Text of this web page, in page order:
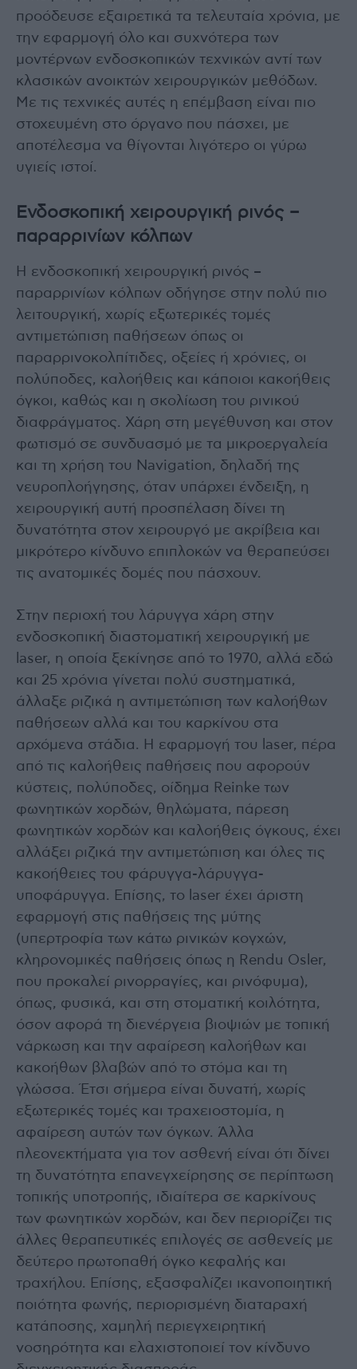
προόδευσε εξαιρετικά τα τελευταία χρόνια, με
την εφαρμογή όλο και συχνότερα των
μοντέρνων ενδοσκοπικών τεχνικών αντί των
κλασικών ανοικτών χειρουργικών μεθόδων.
Με τις τεχνικές αυτές η επέμβαση είναι πιο
στοχευμένη στο όργανο που πάσχει, με
αποτέλεσμα να θίγονται λιγότερο οι γύρω
υγιείς ιστοί.
Ενδοσκοπική χειρουργική ρινός –
παραρρινίων κόλπων
Η ενδοσκοπική χειρουργική ρινός –
παραρρινίων κόλπων οδήγησε στην πολύ πιο
λειτουργική, χωρίς εξωτερικές τομές
αντιμετώπιση παθήσεων όπως οι
παραρρινοκολπίτιδες, οξείες ή χρόνιες, οι
πολύποδες, καλοήθεις και κάποιοι κακοήθεις
όγκοι, καθώς και η σκολίωση του ρινικού
διαφράγματος. Χάρη στη μεγέθυνση και στον
φωτισμό σε συνδυασμό με τα μικροεργαλεία
και τη χρήση του Navigation, δηλαδή της
νευροπλοήγησης, όταν υπάρχει ένδειξη, η
χειρουργική αυτή προσπέλαση δίνει τη
δυνατότητα στον χειρουργό με ακρίβεια και
μικρότερο κίνδυνο επιπλοκών να θεραπεύσει
τις ανατομικές δομές που πάσχουν.
Στην περιοχή του λάρυγγα χάρη στην
ενδοσκοπική διαστοματική χειρουργική με
laser, η οποία ξεκίνησε από το 1970, αλλά εδώ
και 25 χρόνια γίνεται πολύ συστηματικά,
άλλαξε ριζικά η αντιμετώπιση των καλοήθων
παθήσεων αλλά και του καρκίνου στα
αρχόμενα στάδια. Η εφαρμογή του laser, πέρα
από τις καλοήθεις παθήσεις που αφορούν
κύστεις, πολύποδες, οίδημα Reinke των
φωνητικών χορδών, θηλώματα, πάρεση
φωνητικών χορδών και καλοήθεις όγκους, έχει
αλλάξει ριζικά την αντιμετώπιση και όλες τις
κακοήθειες του φάρυγγα-λάρυγγα-
υποφάρυγγα. Επίσης, το laser έχει άριστη
εφαρμογή στις παθήσεις της μύτης
(υπερτροφία των κάτω ρινικών κογχών,
κληρονομικές παθήσεις όπως η Rendu Osler,
που προκαλεί ρινορραγίες, και ρινόφυμα),
όπως, φυσικά, και στη στοματική κοιλότητα,
όσον αφορά τη διενέργεια βιοψιών με τοπική
νάρκωση και την αφαίρεση καλοήθων και
κακοήθων βλαβών από το στόμα και τη
γλώσσα. Έτσι σήμερα είναι δυνατή, χωρίς
εξωτερικές τομές και τραχειοστομία, η
αφαίρεση αυτών των όγκων. Άλλα
πλεονεκτήματα για τον ασθενή είναι ότι δίνει
τη δυνατότητα επανεγχείρησης σε περίπτωση
τοπικής υποτροπής, ιδιαίτερα σε καρκίνους
των φωνητικών χορδών, και δεν περιορίζει τις
άλλες θεραπευτικές επιλογές σε ασθενείς με
δεύτερο πρωτοπαθή όγκο κεφαλής και
τραχήλου. Επίσης, εξασφαλίζει ικανοποιητική
ποιότητα φωνής, περιορισμένη διαταραχή
κατάποσης, χαμηλή περιεγχειρητική
νοσηρότητα και ελαχιστοποιεί τον κίνδυνο